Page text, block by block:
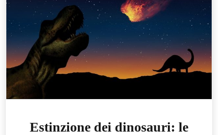
Estinzione dei dinosauri: le